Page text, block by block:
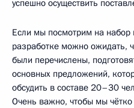
успешно осуществить
Если мы посмотрим на
разработке можно ожидать,
были перечислены,
основных предложений,
обсудить в составе 20–30
Очень важно, чтобы мы чётко